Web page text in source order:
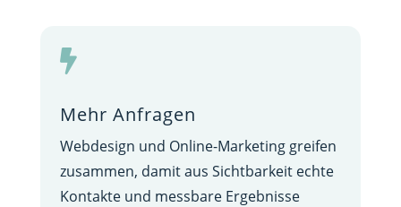

Mehr Anfragen
Webdesign und Online-Marketing greifen
zusammen, damit aus Sichtbarkeit echte
Kontakte und messbare Ergebnisse